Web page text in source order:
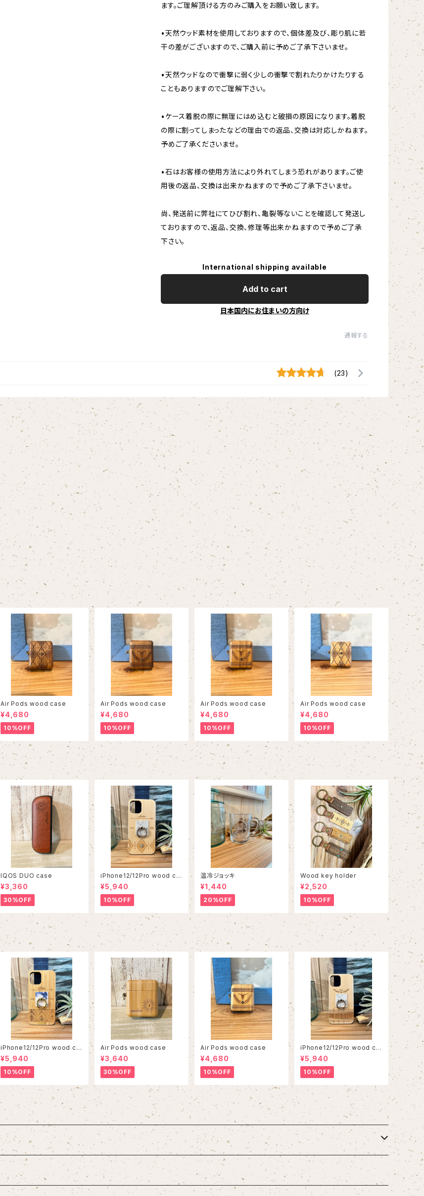
ます。ご理解頂ける方のみご購入をお願い致します。
•天然ウッド素材を使用しておりますので、個体差及び、彫り肌に若
干の差がございますので、ご購入前に予めご了承下さいませ。
•天然ウッドなので衝撃に弱く少しの衝撃で割れたりかけたりする
こともありますのでご理解下さい。
•ケース着脱の際に無理にはめ込むと破損の原因になります。着脱
の際に割ってしまったなどの理由での返品、交換は対応しかねます。
予めご了承くださいませ。
•石はお客様の使用方法により外れてしまう恐れがあります。ご使
用後の返品、交換は出来かねますので予めご了承下さいませ。
尚、発送前に弊社にてひび割れ、亀裂等ないことを確認して発送し
ておりますので、返品、交換、修理等出来かねますので予めご了承
下さい。
International shipping available
Add to cart
日本国内にお住まいの方向け
通報する
(23)
Air Pods wood case
¥4,680
10%OFF
Air Pods wood case
¥4,680
10%OFF
Air Pods wood case
¥4,680
10%OFF
Air Pods wood case
¥4,680
10%OFF
IQOS DUO case
¥3,360
30%OFF
iPhone12/12Pro wood ca
se
¥5,940
10%OFF
温冷ジョッキ
¥1,440
20%OFF
Wood key holder
¥2,520
10%OFF
iPhone12/12Pro wood ca
se
¥5,940
10%OFF
Air Pods wood case
¥3,640
30%OFF
Air Pods wood case
¥4,680
10%OFF
iPhone12/12Pro wood ca
se
¥5,940
10%OFF